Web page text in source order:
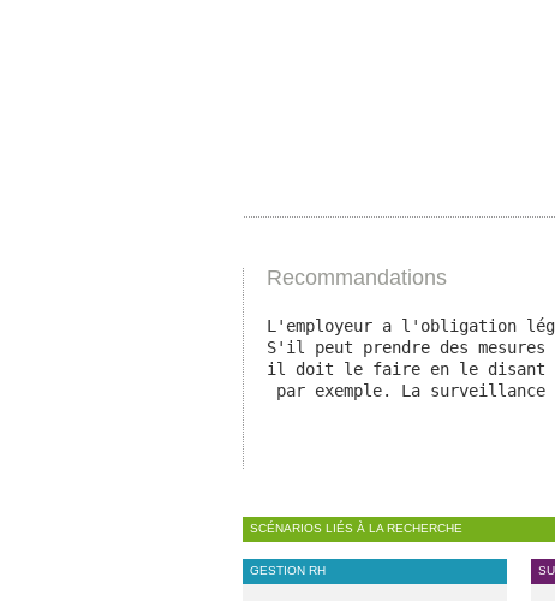
Recommandations
L'employeur a l'obligation
S'il peut prendre des
il doit le faire en le disant et
par exemple. La
SCÉNARIOS LIÉS À LA RECHERCHE
GESTION RH